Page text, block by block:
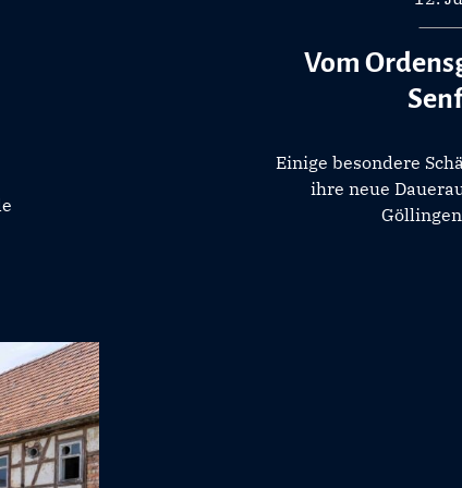
Vom
Einige besondere
ihre neue